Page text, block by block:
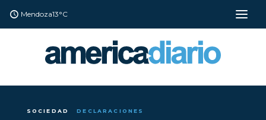
Mendoza13°C
SOCIEDAD DECLARACIONES